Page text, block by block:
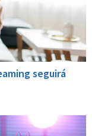
seguirá